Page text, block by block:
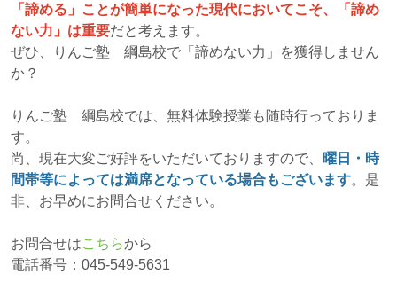
「諦める」ことが簡単になった現代においてこそ、「諦め
ない力」は重要だと考えます。
ぜひ、りんご塾 綱島校で「諦めない力」を獲得しません
か？
りんご塾 綱島校では、無料体験授業も随時行っておりま
す。
尚、現在大変ご好評をいただいておりますので、
曜日・時
間帯等によっては満席となっている場合もございます。是
非、お早めにお問合せください。
お問合せはこちらから
電話番号：045-549-5631